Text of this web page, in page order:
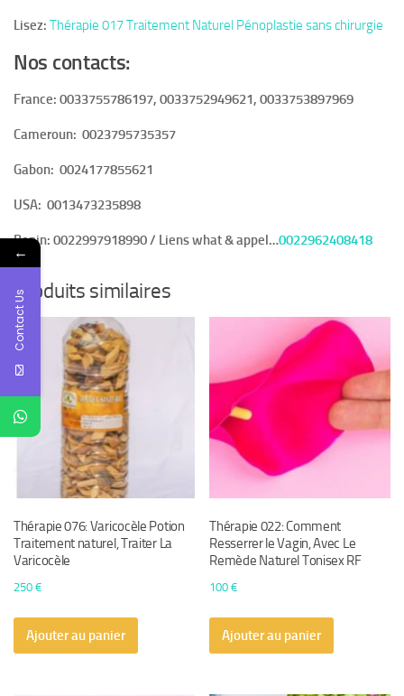
Lisez: Thérapie 017 Traitement Naturel Pénoplastie sans chirurgie
Nos contacts:
France: 0033755786197, 0033752949621, 0033753897969
Cameroun: 0023795735357
Gabon: 0024177855621
USA: 0013473235898
Benin: 0022997918990 / Liens what & appel…0022962408418
Produits similaires
Thérapie 076: Varicocèle Potion
Traitement naturel, Traiter La
Varicocèle
250 €
Ajouter au panier
Thérapie 022: Comment
Resserrer le Vagin, Avec Le
Remède Naturel Tonisex RF
100€
Ajouter au panier
←
Contact Us